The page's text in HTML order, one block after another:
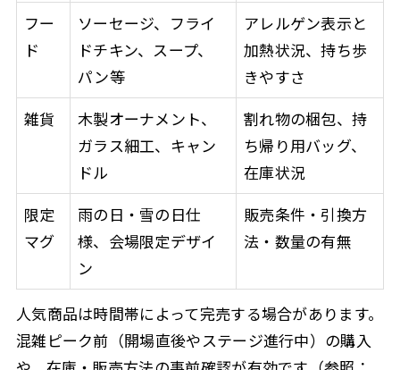
フー
ド
ソーセージ、フライ
ドチキン、スープ、
パン等
アレルゲン表示と
加熱状況、持ち歩
きやすさ
雑貨
木製オーナメント、
ガラス細工、キャン
ドル
割れ物の梱包、持
ち帰り用バッグ、
在庫状況
限定
マグ
雨の日・雪の日仕
様、会場限定デザイ
ン
販売条件・引換方
法・数量の有無
人気商品は時間帯によって完売する場合があります。
混雑ピーク前（開場直後やステージ進行中） の購入